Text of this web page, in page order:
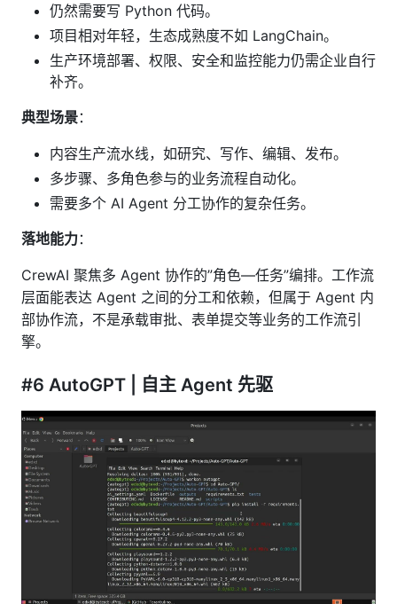
仍然需要写 Python 代码。
项目相对年轻，生态成熟度不如 LangChain。
生产环境部署、权限、安全和监控能力仍需企业自行
补齐。
典型场景：
内容生产流水线，如研究、写作、编辑、发布。
多步骤、多角色参与的业务流程自动化。
需要多个 AI Agent 分工协作的复杂任务。
落地能力：
CrewAI 聚焦多 Agent 协作的”角色—任务”编排。工作流
层面能表达 Agent 之间的分工和依赖，但属于 Agent 内
部协作流，不是承载审批、表单提交等业务的工作流引
擎。
#6 AutoGPT | 自主 Agent 先驱